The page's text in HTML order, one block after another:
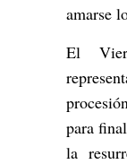
amarse
El
para
la